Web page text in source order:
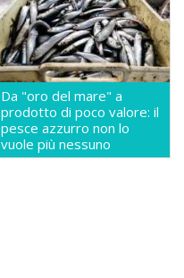
Da "oro del mare" a
prodotto di poco valore: il
pesce azzurro non lo
vuole più nessuno